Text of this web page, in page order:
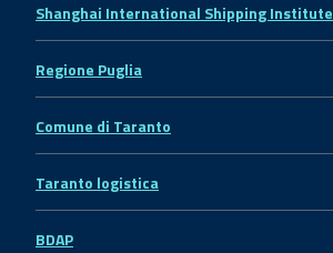
Shanghai International Shipping Institute
Regione Puglia
Comune di Taranto
Taranto logistica
BDAP